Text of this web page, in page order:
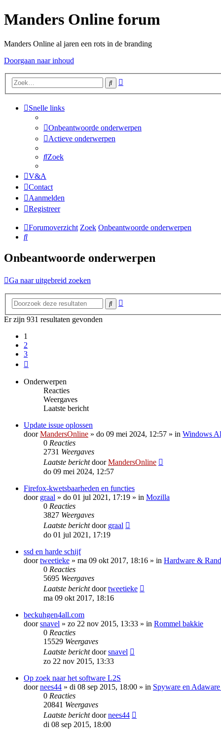
Manders Online forum
Manders Online al jaren een rots in de branding
Doorgaan naar inhoud
Zoek
Snelle links
Onbeantwoorde onderwerpen
Actieve onderwerpen
Zoek
V&A
Contact
Aanmelden
Registreer
Forumoverzicht Zoek Onbeantwoorde onderwerpen
Zoek
Onbeantwoorde onderwerpen
Ga naar uitgebreid zoeken
Zoek
Er zijn 931 resultaten gevonden
1
2
3
Onderwerpen
Reacties
Weergaves
Laatste bericht
Update issue oplossen
doorMandersOnline » do 09 mei 2024, 12:57 » in Windows
0 Reacties
2731 Weergaves
Laatste berichtdoorMandersOnline
do 09 mei 2024, 12:57
Firefox-kwetsbaarheden en functies
door graal » do 01 jul 2021, 17:19 » in Mozilla
0 Reacties
3827 Weergaves
Laatste berichtdoor graal
do 01 jul 2021, 17:19
ssd en harde schijf
doortweetieke » ma 09 okt 2017, 18:16 » in Hardware &
0 Reacties
5695 Weergaves
Laatste berichtdoortweetieke
ma 09 okt 2017, 18:16
beckuhgen4all.com
doorsnavel » zo 22 nov 2015, 13:33 » in Rommel bakkie
0 Reacties
15529 Weergaves
Laatste berichtdoorsnavel
zo 22 nov 2015, 13:33
Op zoek naar het software L2S
doornees44 » di 08 sep 2015, 18:00 » in Spyware en
0 Reacties
20841 Weergaves
Laatste berichtdoornees44
di 08 sep 2015, 18:00